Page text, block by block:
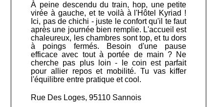
À peine descendu du train, hop, une petite
virée à gauche, et te voilà à l'Hôtel Kyriad !
Ici, pas de chichi - juste le confort qu'il te faut
après une journée bien remplie. L'accueil est
chaleureux, les chambres sont top, et tu dors
à poings fermés. Besoin d'une pause
efficace avec tout à portée de main ? Ne
cherche pas plus loin - le coin est parfait
pour allier repos et mobilité. Tu vas kiffer
l'équilibre entre pratique et cool.
Rue Des Loges, 95110 Sannois